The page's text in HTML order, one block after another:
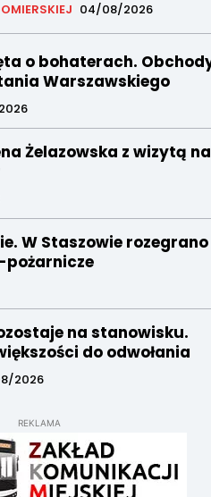
04/08/2026
o bohaterach.
Warszawskiego
Żelazowska z wizytą na
W Staszowie rozegrano
na stanowisku.
do odwołania
2026
REKLAMA